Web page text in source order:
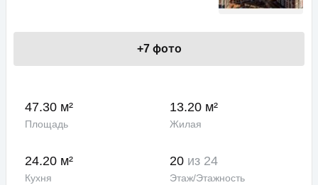
+7 фото
47.30 м²
Площадь
13.20 м²
Жилая
24.20 м²
Кухня
20 из 24
Этаж/Этажность